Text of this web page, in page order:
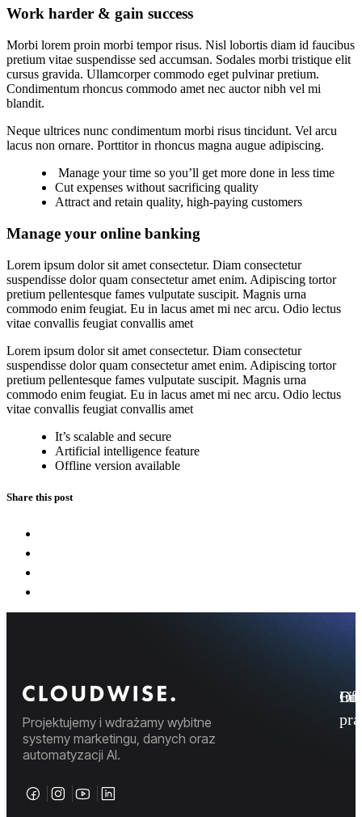
Work harder & gain success
Morbi lorem proin morbi tempor risus. Nisl lobortis diam id faucibus
pretium vitae suspendisse sed accumsan. Sodales morbi tristique elit
cursus gravida. Ullamcorper commodo eget pulvinar pretium.
Condimentum rhoncus commodo amet nec auctor nibh vel mi
blandit.
Neque ultrices nunc condimentum morbi risus tincidunt. Vel arcu
lacus non ornare. Porttitor in rhoncus magna augue adipiscing.
Manage your time so you’ll get more done in less time
Cut expenses without sacrificing quality
Attract and retain quality, high-paying customers
Manage your online banking
Lorem ipsum dolor sit amet consectetur. Diam consectetur
suspendisse dolor quam consectetur amet enim. Adipiscing tortor
pretium pellentesque fames vulputate suscipit. Magnis urna
commodo enim feugiat. Eu in lacus amet mi nec arcu. Odio lectus
vitae convallis feugiat convallis amet
Lorem ipsum dolor sit amet consectetur. Diam consectetur
suspendisse dolor quam consectetur amet enim. Adipiscing tortor
pretium pellentesque fames vulputate suscipit. Magnis urna
commodo enim feugiat. Eu in lacus amet mi nec arcu. Odio lectus
vitae convallis feugiat convallis amet
It’s scalable and secure
Artificial intelligence feature
Offline version available
Share this post
Projektujemy i wdrażamy wybitne
systemy marketingu, danych oraz
automatyzacji AI.